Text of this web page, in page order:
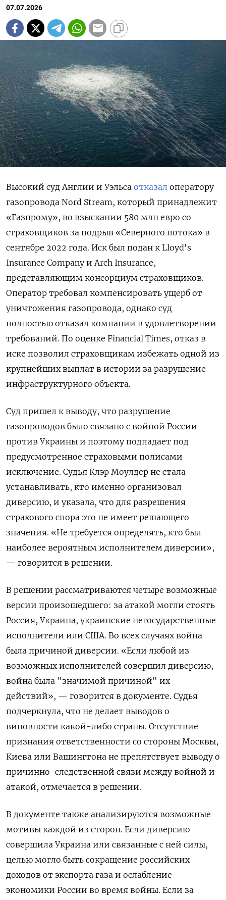
07.07.2026
Высокий суд Англии и Уэльса отказал оператору
газопровода Nord Stream, который принадлежит
«Газпрому», во взыскании 580 млн евро со
страховщиков за подрыв «Северного потока» в
сентябре 2022 года. Иск был подан к Lloyd's
Insurance Company и Arch Insurance,
представляющим консорциум страховщиков.
Оператор требовал компенсировать ущерб от
уничтожения газопровода, однако суд
полностью отказал компании в удовлетворении
требований. По оценке Financial Times, отказ в
иске позволил страховщикам избежать одной из
крупнейших выплат в истории за разрушение
инфраструктурного объекта.
Суд пришел к выводу, что разрушение
газопроводов было связано с войной России
против Украины и поэтому подпадает под
предусмотренное страховыми полисами
исключение. Судья Клэр Моулдер не стала
устанавливать, кто именно организовал
диверсию, и указала, что для разрешения
страхового спора это не имеет решающего
значения. «Не требуется определять, кто был
наиболее вероятным исполнителем диверсии»,
— говорится в решении.
В решении рассматриваются четыре возможные
версии произошедшего: за атакой могли стоять
Россия, Украина, украинские негосударственные
исполнители или США. Во всех случаях война
была причиной диверсии. «Если любой из
возможных исполнителей совершил диверсию,
война была "значимой причиной" их
действий», — говорится в документе. Судья
подчеркнула, что не делает выводов о
виновности какой-либо страны. Отсутствие
признания ответственности со стороны Москвы,
Киева или Вашингтона не препятствует выводу о
причинно-следственной связи между войной и
атакой, отмечается в решении.
В документе также анализируются возможные
мотивы каждой из сторон. Если диверсию
совершила Украина или связанные с ней силы,
целью могло быть сокращение российских
доходов от экспорта газа и ослабление
экономики России во время войны. Если за